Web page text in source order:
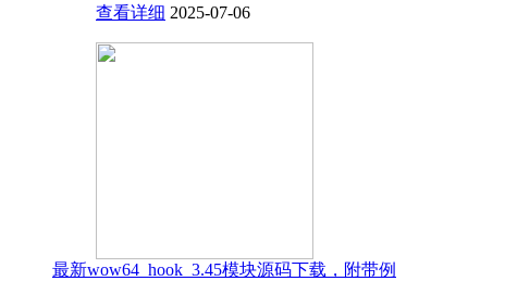
查看详细 2025-07-06
最新wow64_hook_3.45模块源码下载，附带例